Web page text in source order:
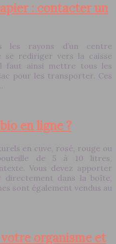
: contacter un
les rayons d’un centre
se rediriger vers la caisse
faut ainsi mettre tous les
pour les transporter. Ces
en ligne ?
en cuve, rosé, rouge ou
de 5 à 10 litres,
Vous devez apporter
dans la boîte,
sont également vendus au
organisme et